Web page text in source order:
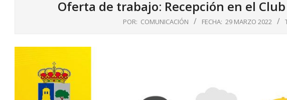
Oferta de trabajo: Recepción en el
POR: COMUNICACIÓN FECHA: 29 MARZO 2022